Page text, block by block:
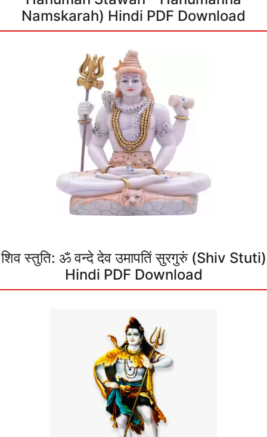
Namskarah) Hindi PDF Download
शिव स्तुति: ॐ वन्दे देव उमापतिं सुरगुरुं (Shiv Stuti)
Hindi PDF Download